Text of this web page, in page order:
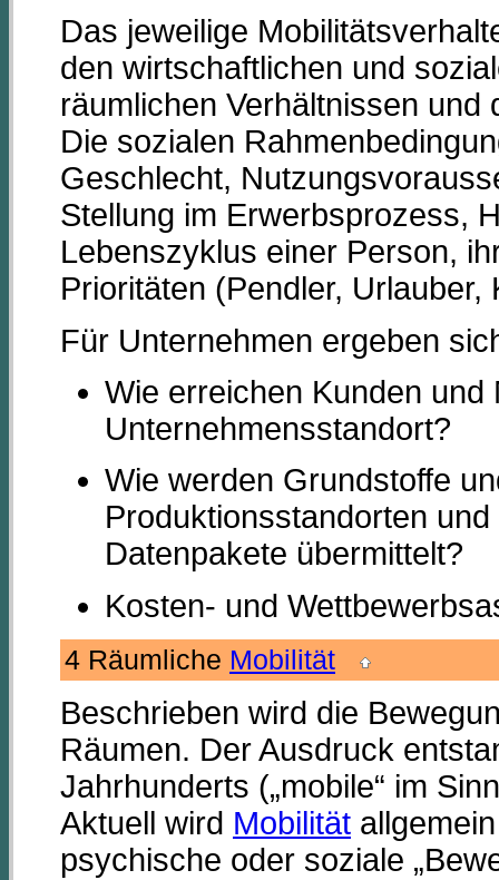
Das jeweilige
den wirtschaftlichen und
räumlichen Verhältnissen
Die sozialen
Geschlecht,
Stellung im Erwerbsprozess,
Lebenszyklus einer Person,
Prioritäten (Pendler, Urlauber,
Für Unternehmen ergeben
Wie erreichen Kunden und
Unternehmensstandort?
Wie werden Grundstoffe
Produktionsstandorten
Datenpakete übermittelt?
Kosten- und
4 Räumliche Mobilität
Beschrieben wird die
Räumen. Der Ausdruck
Jahrhunderts („mobile“ im
Aktuell wird Mobilität
psychische oder soziale